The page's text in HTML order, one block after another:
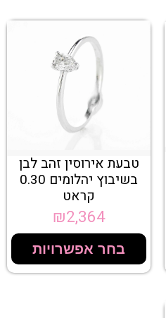
טבעת אירוסין זהב לבן
בשיבוץ יהלומים 0.30
קראט
₪2,364
בחר אפשרויות